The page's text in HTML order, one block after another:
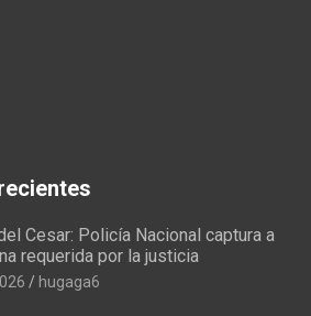
Cesar: Policía Nacional captura a
requerida por la justicia
hugaga6